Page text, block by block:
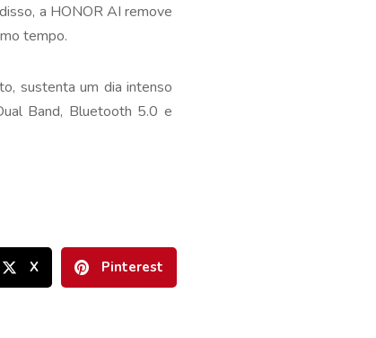
a HONOR AI remove
tempo.
sustenta um dia intenso
Band, Bluetooth 5.0 e
X Pinterest